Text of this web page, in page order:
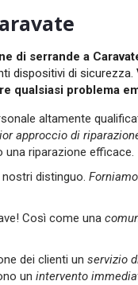
di serrande a
dispositivi di sicurezza.
qualsiasi problema
altamente
approccio di
una riparazione efficace.
distinguo.
Così come una
dei clienti unservizio
unintervento